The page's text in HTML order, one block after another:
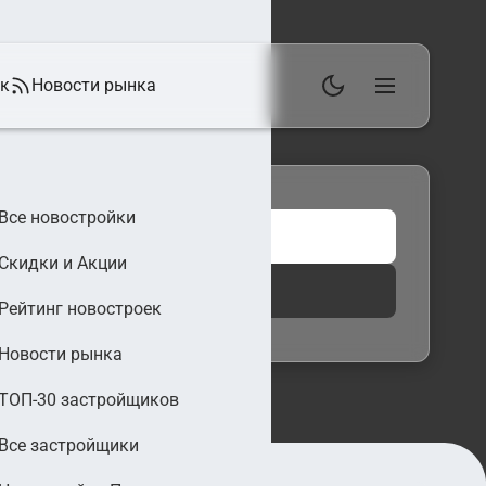
Новости рынка
Все новостройки
Скидки и Акции
Рейтинг новостроек
Новости рынка
30 застройщиков
Все застройщики